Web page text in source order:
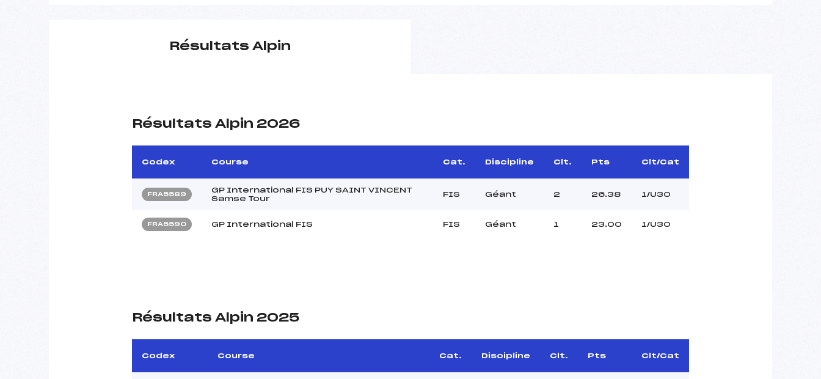
Résultats Alpin
Résultats Alpin 2026
Codex Course Cat. Discipline Clt. Pts Clt/Cat
FRA5589
GP International FIS PUY SAINT VINCENT
Samse Tour
FIS Géant 2 26.38 1/U30
FRA5590 GP International FIS FIS Géant 1 23.00 1/U30
Résultats Alpin 2025
Codex Course Cat. Discipline Clt. Pts Clt/Cat